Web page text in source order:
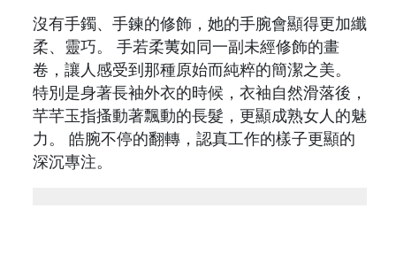
沒有手鐲、手鍊的修飾，她的手腕會顯得更加纖
柔、靈巧。 手若柔荑如同一副未經修飾的畫
卷，讓人感受到那種原始而純粹的簡潔之美。
特別是身著長袖外衣的時候，衣袖自然滑落後，
芊芊玉指搔動著飄動的長髮，更顯成熟女人的魅
力。 皓腕不停的翻轉，認真工作的樣子更顯的
深沉專注。